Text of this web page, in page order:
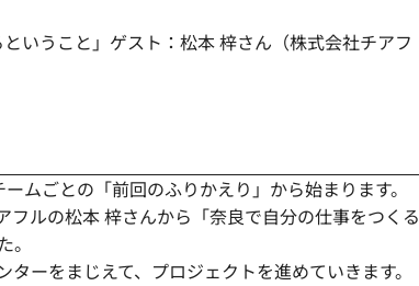
いうこと」ゲスト：松本 梓さん（株式会社チアフ
ムごとの「前回のふりかえり」から始まります。
フルの松本 梓さんから「奈良で自分の仕事をつくる
ーをまじえて、プロジェクトを進めていきます。